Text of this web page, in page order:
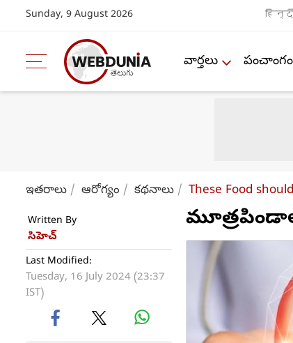
Sunday, 9 August 2026
వార్తలు పంచాంగం
ఇతరాలు ఆరోగ్యం కథనాలు These Food
Written By
సిహెచ్
Last Modified:
Tuesday, 16 July 2024 (23:37
IST)